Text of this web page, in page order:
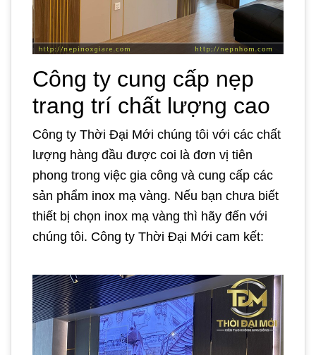
Công ty cung cấp nẹp
trang trí chất lượng cao
Công ty Thời Đại Mới chúng tôi với các chất
lượng hàng đầu được coi là đơn vị tiên
phong trong việc gia công và cung cấp các
sản phẩm inox mạ vàng. Nếu bạn chưa biết
thiết bị chọn inox mạ vàng thì hãy đến với
chúng tôi. Công ty Thời Đại Mới cam kết: